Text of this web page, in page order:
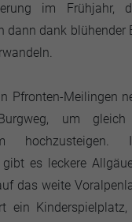
im Frühjahr,
dann dank blühender
Pfronten-Meilingen
um
es leckere
das weite
ein